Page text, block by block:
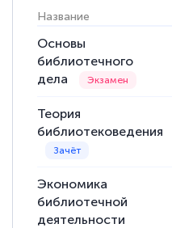
Название
Основы
библиотечного
дела
Теория
библиотековедения
Экономика
библиотечной
деятельности